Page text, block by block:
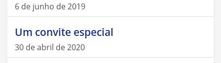
6 de junho de 2019
Um convite especial
30 de abril de 2020